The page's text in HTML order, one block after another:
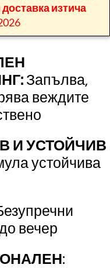
изтича
Запълва,
веждите
И УСТОЙЧИВ
устойчива
вечер
: